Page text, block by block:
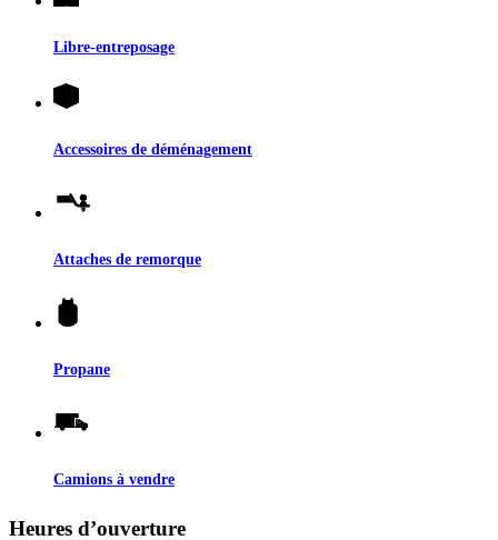
Libre-entreposage
Accessoires de déménagement
Attaches de remorque
Propane
Camions à vendre
Heures d’ouverture